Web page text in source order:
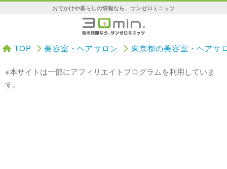
おでかけや暮らしの情報なら、サンゼロミニッツ
TOP 美容室・ヘアサロン 東京都の美容室・ヘアサ
※本サイトは一部にアフィリエイトプログラムを利用していま
す。